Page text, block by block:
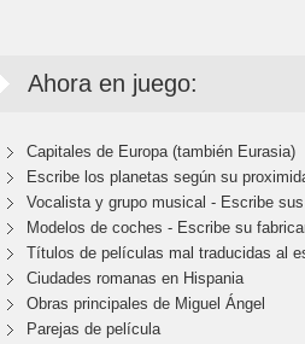
Ahora en juego:
Capitales de Europa (también Eurasia)
Escribe los planetas según su
Vocalista y grupo musical - Escribe
Modelos de coches - Escribe su
Títulos de películas mal traducidas al
Ciudades romanas en Hispania
Obras principales de Miguel Ángel
Parejas de película